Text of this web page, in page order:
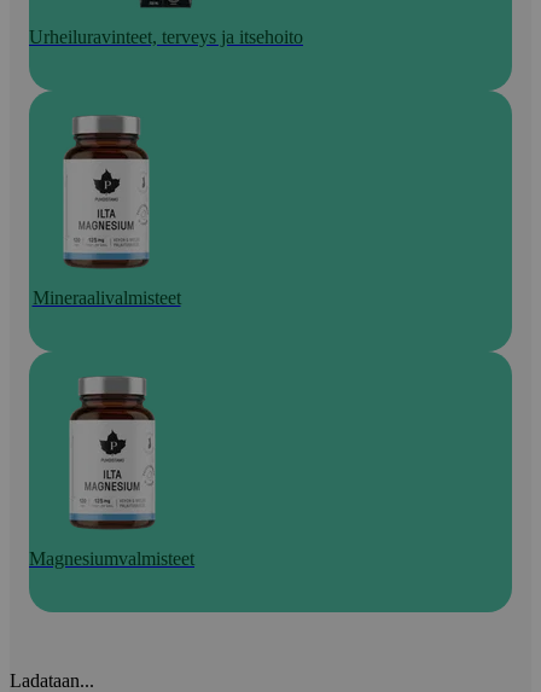
Urheiluravinteet, terveys ja itsehoito
Mineraalivalmisteet
Magnesiumvalmisteet
Ladataan...